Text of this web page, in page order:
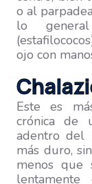
o al
lo
ojo con
Este es
crónica de
adentro del
más duro,
menos que